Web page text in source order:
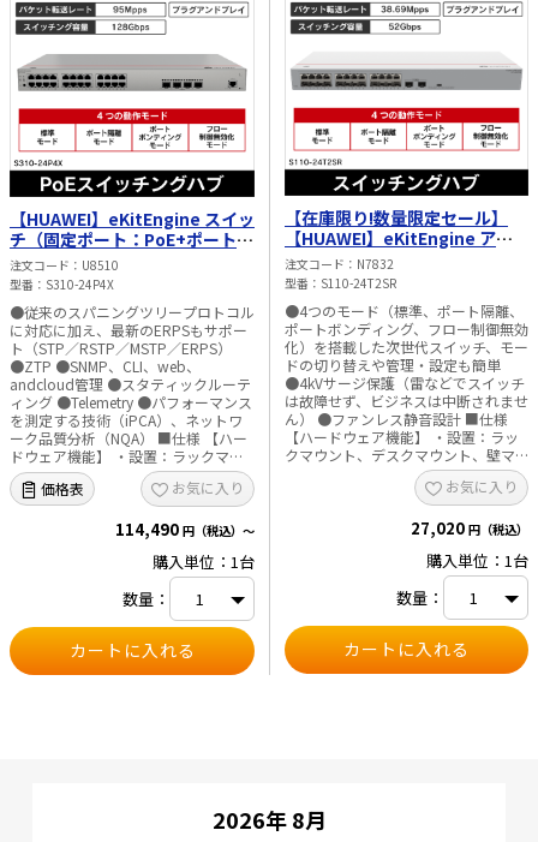
0°C～40°C ・保存温度：-40°C～
+70°C ・動作湿度：5～95%（結露し
ないこと）
【パフォーマンス】 ・最大スループ
ット：2.957Gbps ・最大接続端末
作環境】 ・動作温度：-10°C～+50°C
・保存温度：-40°C～+70°C ・動作湿
度：5～95%（結露しないこと）
【HUAWEI】eKitEngine スイッ
チ（固定ポート：PoE+ポート
×24、10GE SFP+ポート×4）
S310シリーズ S310-24P4X
注文コード
U8510
型番
S310-24P4X
●従来のスパニングツリープロトコル
に対応に加え、最新のERPSもサポー
ト（STP／RSTP／MSTP／ERPS）
●ZTP ●SNMP、CLI、web、
andcloud管理 ●スタティックルーテ
ィング ●Telemetry ●パフォーマンス
を測定する技術（iPCA）、ネットワ
ーク品質分析（NQA） ■仕様 【ハー
ドウェア機能】 ・設置：ラックマウ
ント、デスクマウント、壁マウント
24×10／100／1000BASE-Tpまたは
ts（PoE+） 4×10GESFP+ports ・電
源：AC内蔵電源 ・ファンの数量：内
蔵×2（放熱：空冷） ・エアーフロ
ー：左と前方から空気を取り込み、右
から排出 ・寸法（高さ×幅×奥
行）：43.6×442×220mm ・最大消
費電力 PoEなし：44.35W、PoEあ
り：485.91W PoE：400W フル稼働
PoE消費電力15.4W（802.3af）：24
台 フル稼働PoE消費電力
価格表 お気に入り
114,490 円（税込）～
購入単位：1台
数量：
【在庫限り!数量限定セール】
【HUAWEI】eKitEngine アン
マネージドスイッチ（ダウンリ
ンクポート：ポート×24、アッ
プリンクポート：GE SFPポート
×2）S110 シリーズ S110-
24T2SR
注文コード
N7832
型番
S110-24T2SR
●4つのモード（標準、ポート隔離、
ポートボンディング、フロー制御無効
化）を搭載した次世代スイッチ、モー
ドの切り替えや管理・設定も簡単
●4kVサージ保護（雷などでスイッチ
は故障せず、ビジネスは中断されませ
ん） ●ファンレス静音設計 ■仕様
【ハードウェア機能】 ・設置：ラッ
クマウント、デスクマウント、壁マ
ウントなど 24×10／100／
1000BASE-Tポート 2×GESFPポート
・電源：AC内蔵電源 ・ファンの数
量：ファンレス（自然放熱） ・寸法
43.6×442×260mm ・最大消費電
力：33W 【パフォーマンス】 ・パケ
ット転送レート：38.69Mpps ・スイ
ッチング容量：52Gbps 4KMACアド
レスエントリ 【動作環境】 ・動作温
度：0°C～40°C ・保存温度：-40°C～
+70°C ・動作湿度：5～95%（結露し
お気に入り
27,020 円（税込）
購入単位：1台
数量：
2026年 8月